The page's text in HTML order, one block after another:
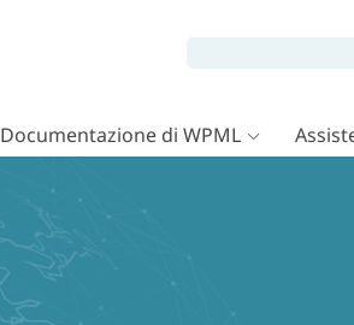
Documentazione di WPML